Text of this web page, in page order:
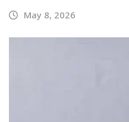
May 8, 2026